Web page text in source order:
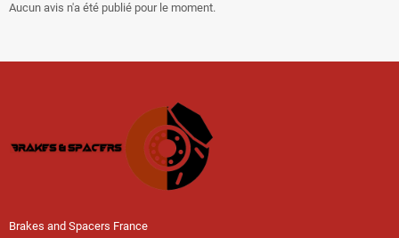
Aucun avis n'a été publié pour le moment.
Brakes and Spacers France